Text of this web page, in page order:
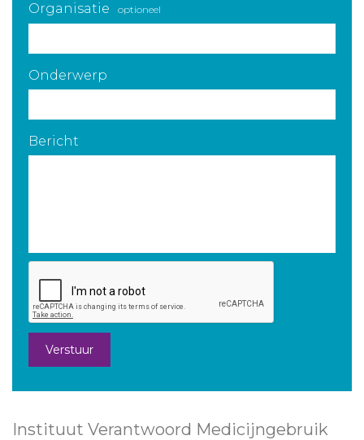
Organisatie optioneel
Onderwerp
Bericht
Verstuur
Instituut Verantwoord Medicijngebruik